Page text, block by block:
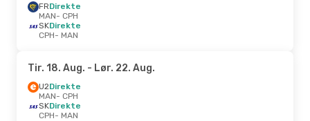
FRDirekte
MAN- CPH
SKDirekte
CPH- MAN
Tir. 18. Aug. - Lør. 22. Aug.
U2Direkte
MAN- CPH
SKDirekte
CPH- MAN